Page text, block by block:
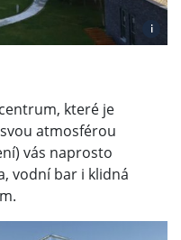
i
které je
atmosférou
vás naprosto
vodní bar i klidná